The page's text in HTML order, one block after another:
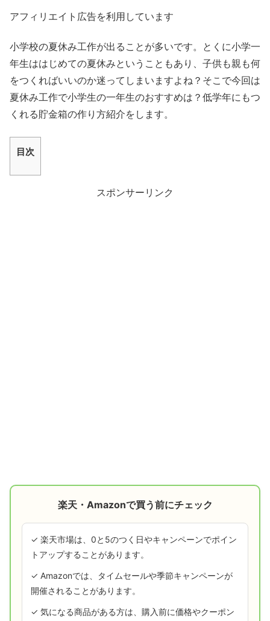
アフィリエイト広告を利用しています
小学校の夏休み工作が出ることが多いです。とくに小学一
年生ははじめての夏休みということもあり、子供も親も何
をつくればいいのか迷ってしまいますよね？そこで今回は
夏休み工作で小学生の一年生のおすすめは？低学年にもつ
くれる貯金箱の作り方紹介をします。
目次
スポンサーリンク
楽天・Amazonで買う前にチェック
✓ 楽天市場は、0と5のつく日やキャンペーンでポイン
トアップすることがあります。
✓ Amazonでは、タイムセールや季節キャンペーンが
開催されることがあります。
✓ 気になる商品がある方は、購入前に価格やクーポン